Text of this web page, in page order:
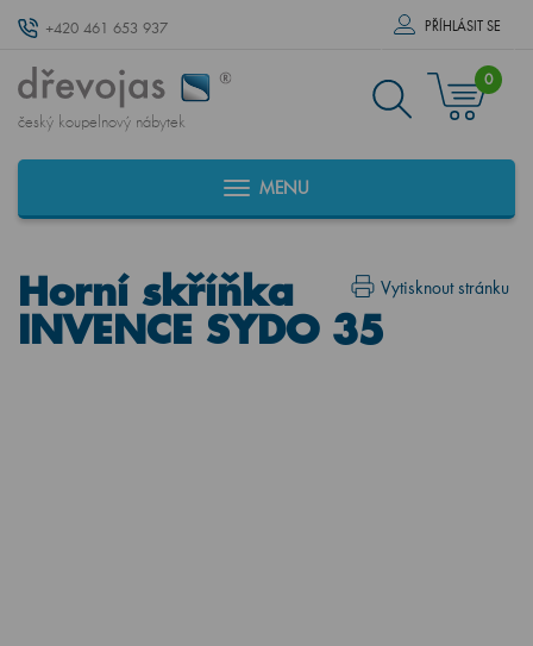
+420 461 653 937 PŘÍHLÁSIT SE
český koupelnový nábytek
0
MENU
Vytisknout stránku
Horní skříňka
INVENCE SYDO 35